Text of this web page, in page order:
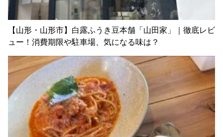
【山形・山形市】白露ふうき豆本舗「山田家」｜徹底レビ
ュー！消費期限や駐車場、気になる味は？